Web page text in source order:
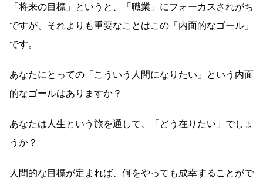
「将来の目標」というと、「職業」にフォーカスされがち
ですが、それよりも重要なことはこの「内面的なゴール」
です。
あなたにとっての「こういう人間になりたい」という内面
的なゴールはありますか？
あなたは人生という旅を通して、「どう在りたい」でしょ
うか？
人間的な目標が定まれば、何をやっても成幸することがで